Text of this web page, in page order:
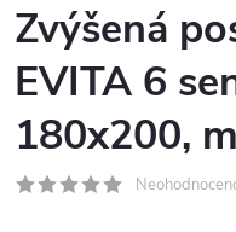
Zvýšená
EVITA 6
180x200,